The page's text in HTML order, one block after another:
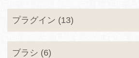
プラグイン (13)
ブラシ (6)